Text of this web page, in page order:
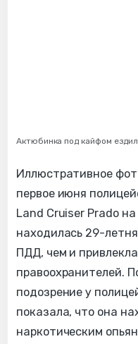
Актюбинка под кайфом
Иллюстративное
первое июня
Land Cruiser Prado
находилась 29-
ПДД, чем и
правоохранителей.
подозрение у
показала, что она
наркотическим